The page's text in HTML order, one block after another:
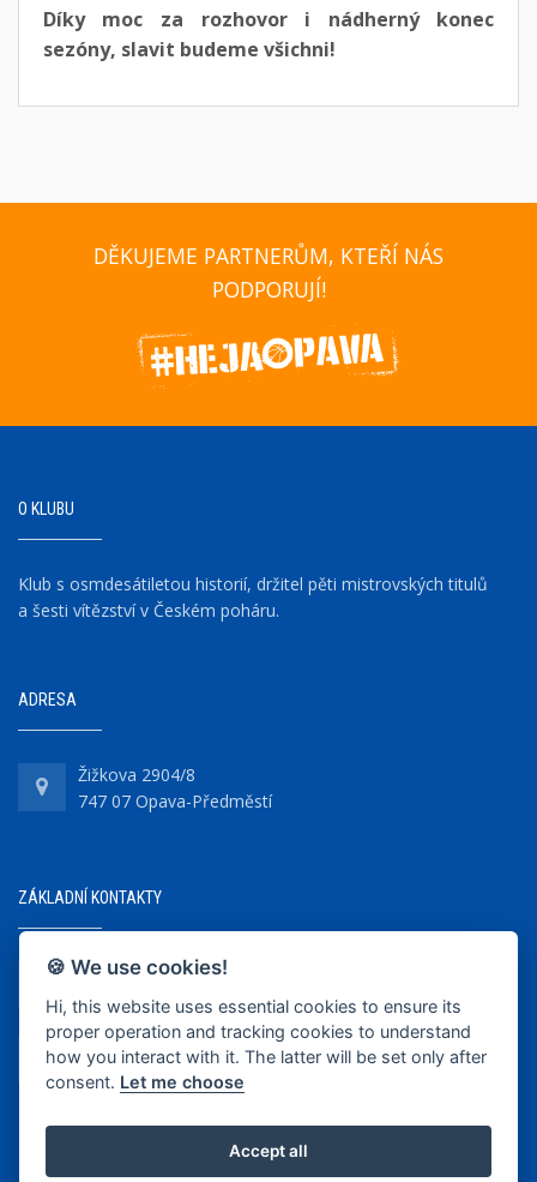
Díky moc za rozhovor i nádherný konec
sezóny, slavit budeme všichni!
DĚKUJEME PARTNERŮM, KTEŘÍ NÁS
PODPORUJÍ!
O KLUBU
Klub s osmdesátiletou historií, držitel pěti mistrovských titulů
a šesti vítězství v Českém poháru.
ADRESA
Žižkova 2904/8
747 07 Opava-Předměstí
ZÁKLADNÍ KONTAKTY
+420 737 218 679
info@bkopava.cz
www.bkopava.cz
🍪 We use cookies!
Hi, this website uses essential cookies to ensure its
proper operation and tracking cookies to understand
how you interact with it. The latter will be set only after
consent. Let me choose
Accept all